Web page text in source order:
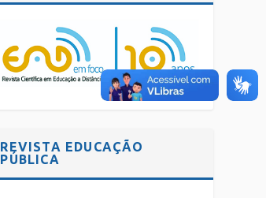
REVISTA EDUCAÇÃO
PÚBLICA